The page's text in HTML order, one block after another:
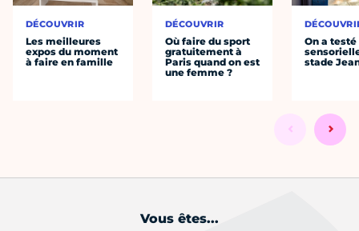
DÉCOUVRIR
Les meilleures
expos du moment
à faire en famille
DÉCOUVRIR
Où faire du sport
gratuitement à
Paris quand on est
une femme ?
On a
stade
Vous êtes...